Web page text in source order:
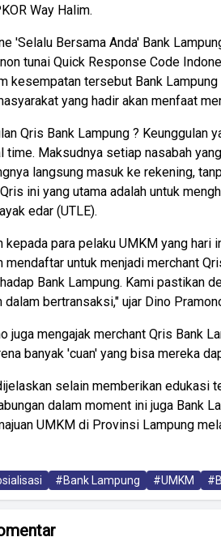
Way Halim.
'Selalu Bersama Anda' Bank
tunai Quick Response Code
kesempatan tersebut Bank
yang hadir akan menfaat
Qris Bank Lampung ? Keunggulan
time. Maksudnya setiap nasabah
langsung masuk ke rekening,
ini yang utama adalah untuk
edar (UTLE).
kepada para pelaku UMKM yang hari
mendaftar untuk menjadi merchant
Bank Lampung. Kami pastikan
dalam bertransaksi," ujar Dino
juga mengajak merchant Qris Bank
banyak 'cuan' yang bisa mereka
selain memberikan edukasi
dalam moment ini juga Bank
UMKM di Provinsi Lampung
#Bank Lampung #UMKM